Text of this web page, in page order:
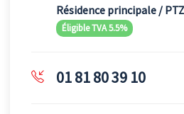
Résidence principale /
Éligible TVA 5.5%
01 81 80 39 10